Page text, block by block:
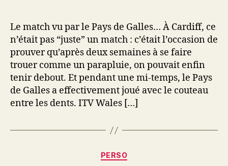
Le match vu par le Pays de Galles… À Cardiff, ce
n’était pas “juste” un match : c’était l’occasion de
prouver qu’après deux semaines à se faire
trouer comme un parapluie, on pouvait enfin
tenir debout. Et pendant une mi-temps, le Pays
de Galles a effectivement joué avec le couteau
entre les dents. ITV Wales […]
Catégories
PERSO